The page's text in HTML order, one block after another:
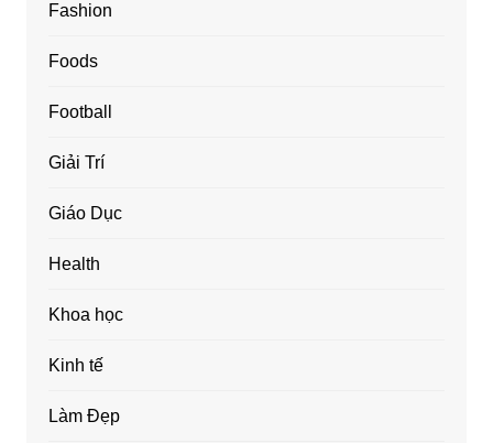
Fashion
Foods
Football
Giải Trí
Giáo Dục
Health
Khoa học
Kinh tế
Làm Đẹp